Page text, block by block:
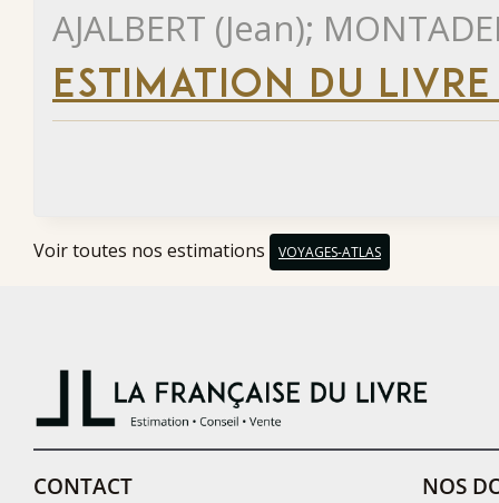
AJALBERT (Jean);
ESTIMATION DU
Voir toutes nos estimations VOYAGES-ATLAS
CONTACT NOS